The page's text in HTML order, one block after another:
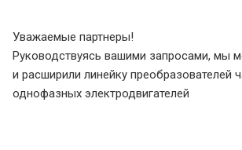
Уважаемые партнеры!
Руководствуясь вашими запросами, мы
и расширили линейку преобразователей
однофазных электродвигателей